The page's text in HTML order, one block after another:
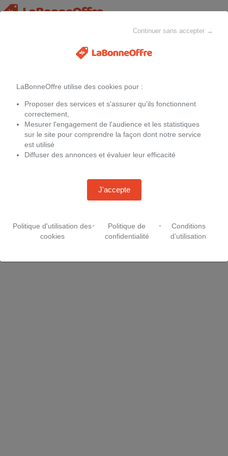
PromotionsCarnet de dessin cultura
Continuer sans accepter →
LaBonneOffre utilise des cookies pour :
Proposer des services et s'assurer qu'ils fonctionnent
correctement,
Mesurer l'engagement de l'audience et les statistiques
sur le site pour comprendre la façon dont notre service
est utilisé
Diffuser des annonces et évaluer leur efficacité
J'accepte
Politique d'utilisation des
cookies
•
Politique de
confidentialité
•
Conditions
d’utilisation